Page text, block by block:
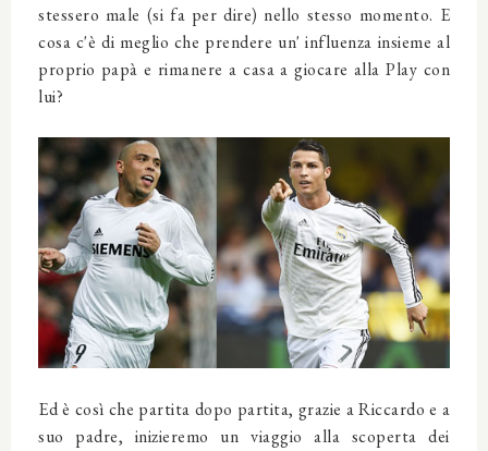
stessero male (si fa per dire) nello stesso momento. E
cosa c'è di meglio che prendere un' influenza insieme al
proprio papà e rimanere a casa a giocare alla Play con
lui?
Ed è così che partita dopo partita, grazie a Riccardo e a
suo padre, inizieremo un viaggio alla scoperta dei